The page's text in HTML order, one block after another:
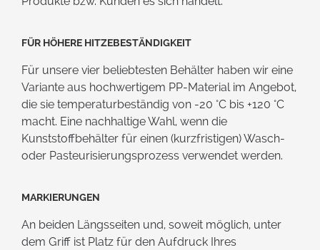
Für höhere Hitzebeständigkeit
Für unsere vier beliebtesten Behälter haben wir eine
Variante aus hochwertigem PP-Material im Angebot,
die sie temperaturbeständig von -20 °C bis +120 °C
macht. Eine nachhaltige Wahl, wenn die
Kunststoffbehälter für einen (kurzfristigen) Wasch-
oder Pasteurisierungsprozess verwendet werden.
Markierungen
An beiden Längsseiten und, soweit möglich, unter
dem Griff ist Platz für den Aufdruck Ihres